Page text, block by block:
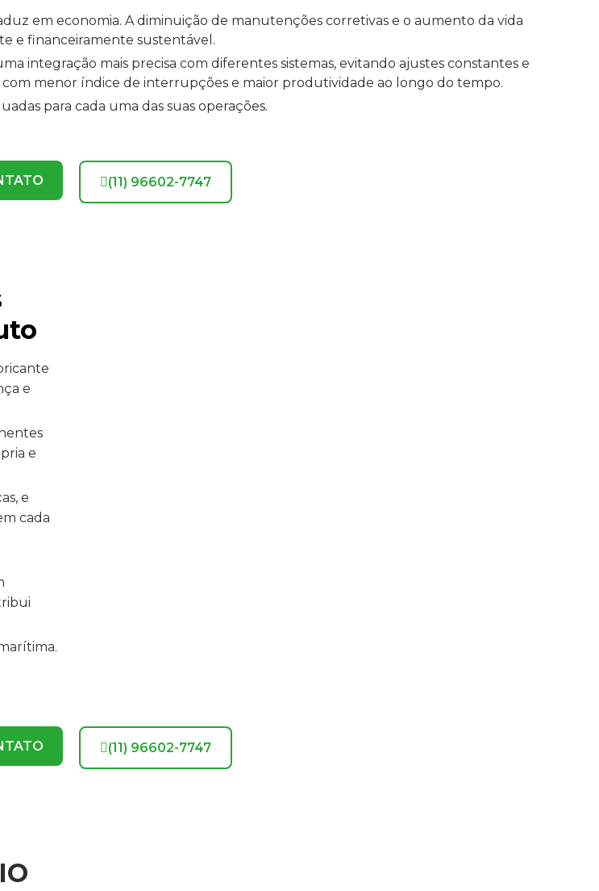
em economia. A diminuição de manutenções corretivas e o aumento da vida
e financeiramente sustentável.
integração mais precisa com diferentes sistemas, evitando ajustes constantes e
menor índice de interrupções e maior produtividade ao longo do tempo.
para cada uma das suas operações.
(11) 96602-7747
e
e
e
cada
(11) 96602-7747